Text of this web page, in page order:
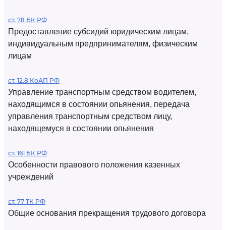
ст. 78 БК РФ
Предоставление субсидий юридическим лицам,
индивидуальным предпринимателям, физическим
лицам
ст. 12.8 КоАП РФ
Управление транспортным средством водителем,
находящимся в состоянии опьянения, передача
управления транспортным средством лицу,
находящемуся в состоянии опьянения
ст. 161 БК РФ
Особенности правового положения казенных
учреждений
ст. 77 ТК РФ
Общие основания прекращения трудового договора